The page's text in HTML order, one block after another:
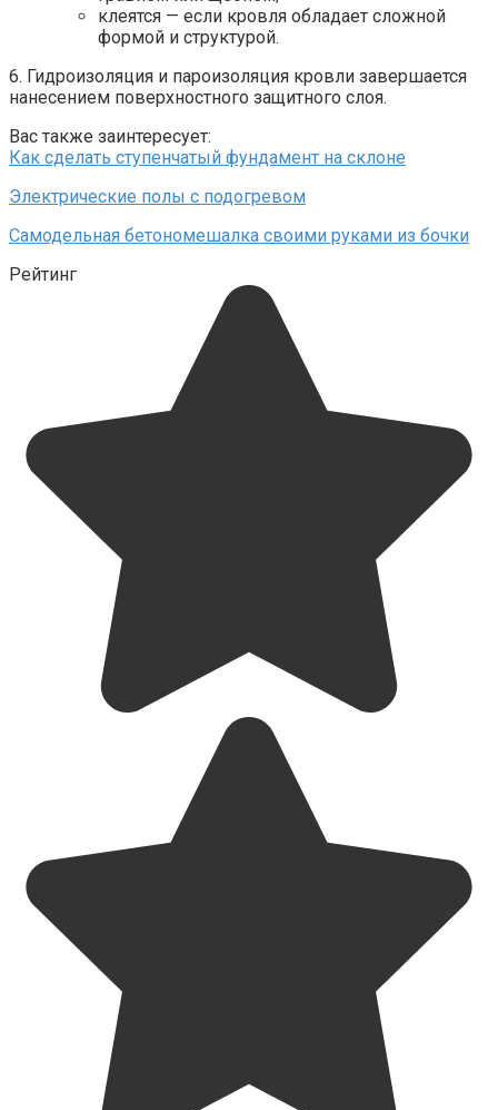
клеятся — если кровля обладает сложной
формой и структурой.
6. Гидроизоляция и пароизоляция кровли завершается
нанесением поверхностного защитного слоя.
Вас также заинтересует:
Как сделать ступенчатый фундамент на склоне
Электрические полы с подогревом
Самодельная бетономешалка своими руками из бочки
Рейтинг